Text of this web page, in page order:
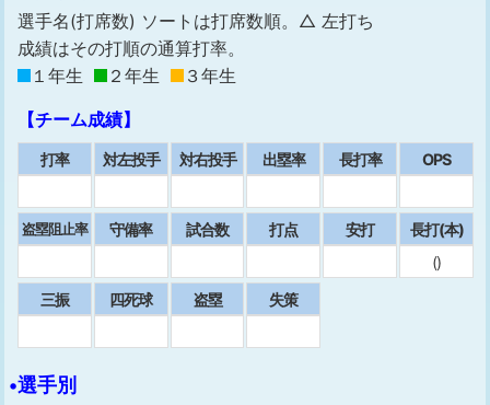
選手名(打席数) ソートは打席数順。△ 左打ち
成績はその打順の通算打率。
１年生
２年生
３年生
【チーム成績】
打率 対左投手 対右投手 出塁率 ⻑打率 OPS
盗塁阻止率 守備率 試合数 打点 安打
⻑打(本)
()
三振
四死球 盗塁 失策
•選手別